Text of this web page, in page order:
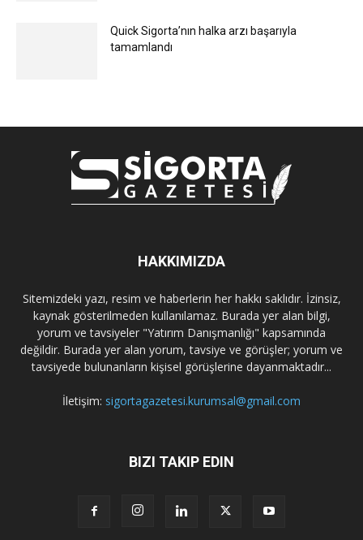
Quick Sigorta’nın halka arzı başarıyla
tamamlandı
HAKKIMIZDA
Sitemizdeki yazı, resim ve haberlerin her hakkı saklıdır. İzinsiz,
kaynak gösterilmeden kullanılamaz. Burada yer alan bilgi,
yorum ve tavsiyeler "Yatırım Danışmanlığı" kapsamında
değildir. Burada yer alan yorum, tavsiye ve görüşler; yorum ve
tavsiyede bulunanların kişisel görüşlerine dayanmaktadır...
İletişim: sigortagazetesi.kurumsal@gmail.com
BIZI TAKIP EDIN